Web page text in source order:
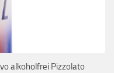
alkoholfrei Pizzolato